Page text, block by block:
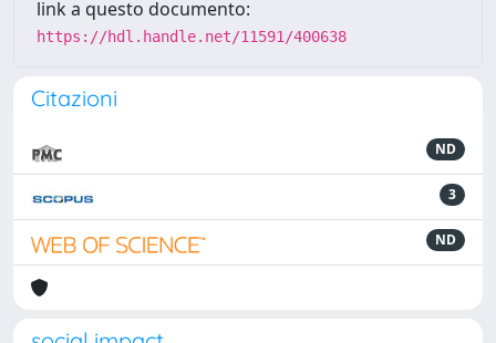
link a questo documento:
https://hdl.handle.net/11591/400638
Citazioni
ND
3
ND